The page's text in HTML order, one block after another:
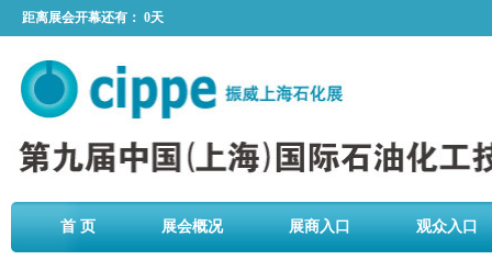
距离展会开幕还有： 0天
首 页 展会概况 展商入口 观众入口